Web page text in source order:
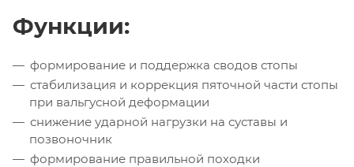
Функции:
формирование и поддержка сводов стопы
стабилизация и коррекция пяточной части стопы
при вальгусной деформации
снижение ударной нагрузки на суставы и
позвоночник
формирование правильной походки